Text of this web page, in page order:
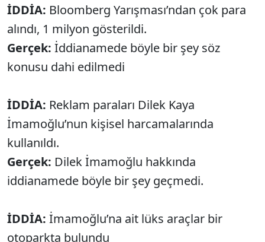
İDDİA: Bloomberg Yarışması’ndan çok para
alındı, 1 milyon gösterildi.
Gerçek: İddianamede böyle bir şey söz
konusu dahi edilmedi
İDDİA: Reklam paraları Dilek Kaya
İmamoğlu’nun kişisel harcamalarında
kullanıldı.
Gerçek: Dilek İmamoğlu hakkında
iddianamede böyle bir şey geçmedi.
İDDİA: İmamoğlu’na ait lüks araçlar bir
otoparkta bulundu